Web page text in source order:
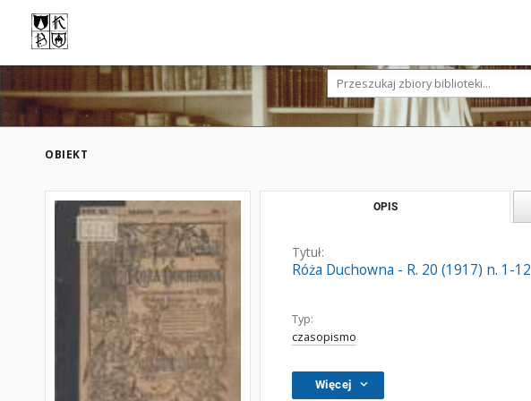
OBIEKT
OPIS
Tytuł:
Róża Duchowna - R. 20 (1917) n. 1-12
Typ:
czasopismo
Więcej